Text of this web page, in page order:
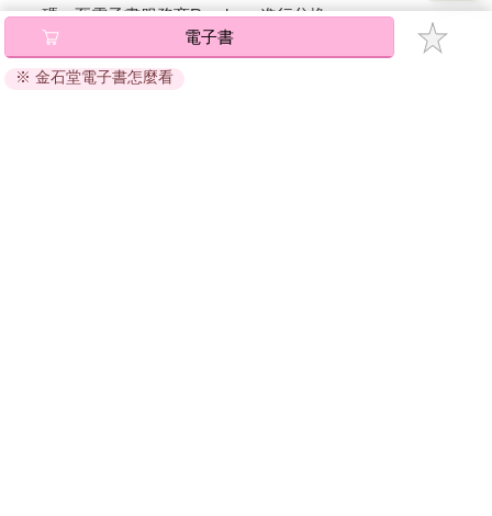
碼』至電子書服務商Readmoo進行兌換。
退換貨須知：
因版權保護，您在金石堂所購買的電子書僅能以金石堂專屬
電子書
※ 金石堂電子書怎麼看